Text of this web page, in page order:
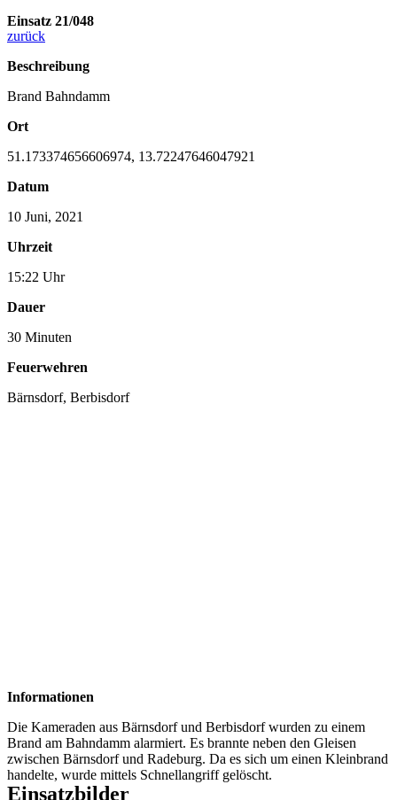
Einsatz 21/048
zurück
Beschreibung
Brand Bahndamm
Ort
51.173374656606974, 13.72247646047921
Datum
10 Juni, 2021
Uhrzeit
15:22 Uhr
Dauer
30 Minuten
Feuerwehren
Bärnsdorf, Berbisdorf
Informationen
Die Kameraden aus Bärnsdorf und Berbisdorf wurden zu einem
Brand am Bahndamm alarmiert. Es brannte neben den Gleisen
zwischen Bärnsdorf und Radeburg. Da es sich um einen Kleinbrand
handelte, wurde mittels Schnellangriff gelöscht.
Einsatzbilder